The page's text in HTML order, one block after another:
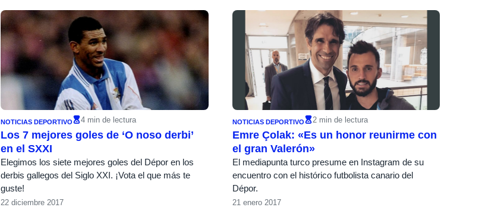
NOTICIAS DEPORTIVO 4 min de lectura
Los 7 mejores goles de ‘O noso derbi’
en el SXXI
Elegimos los siete mejores goles del Dépor en los
derbis gallegos del Siglo XXI. ¡Vota el que más te
guste!
22 diciembre 2017
NOTICIAS DEPORTIVO 2 min de lectura
Emre Çolak: «Es un honor reunirme con
el gran Valerón»
El mediapunta turco presume en Instagram de su
encuentro con el histórico futbolista canario del
Dépor.
21 enero 2017